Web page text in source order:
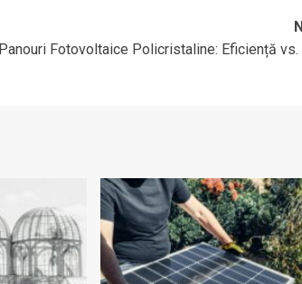
Panouri Fotovoltaice Policristaline: Eficiență vs.